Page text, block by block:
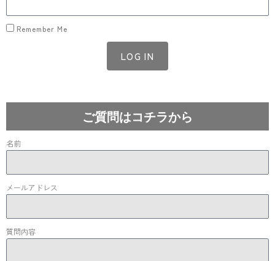
Remember Me
LOG IN
ご質問はコチラから
名前
メールアドレス
質問内容